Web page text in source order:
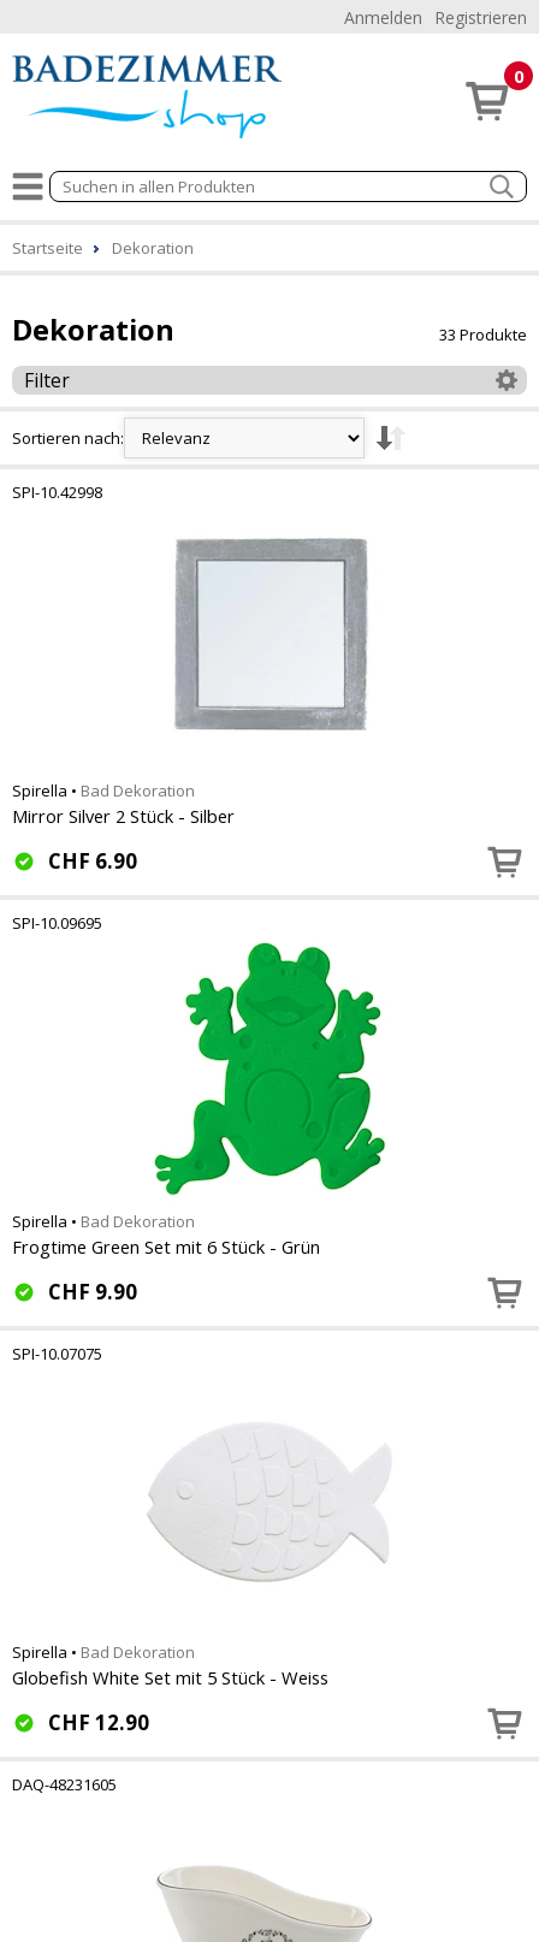
Anmelden Registrieren
0
Startseite Dekoration
Dekoration 33 Produkte
Filter
Sortieren nach:
SPI-10.42998
Spirella • Bad Dekoration
Mirror Silver 2 Stück - Silber
CHF 6.90
SPI-10.09695
Spirella • Bad Dekoration
Frogtime Green Set mit 6 Stück - Grün
CHF 9.90
SPI-10.07075
Spirella • Bad Dekoration
Globefish White Set mit 5 Stück - Weiss
CHF 12.90
DAQ-48231605